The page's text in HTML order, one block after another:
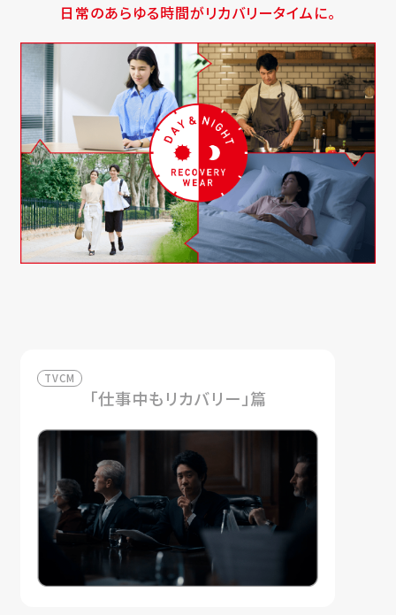
日常のあらゆる時間がリカバリータイムに。
TVCM
「仕事中もリカバリー」篇